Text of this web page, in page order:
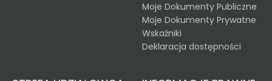
Moje Dokumenty Publiczne
Moje Dokumenty Prywatne
Wskaźniki
Deklaracja dostępności